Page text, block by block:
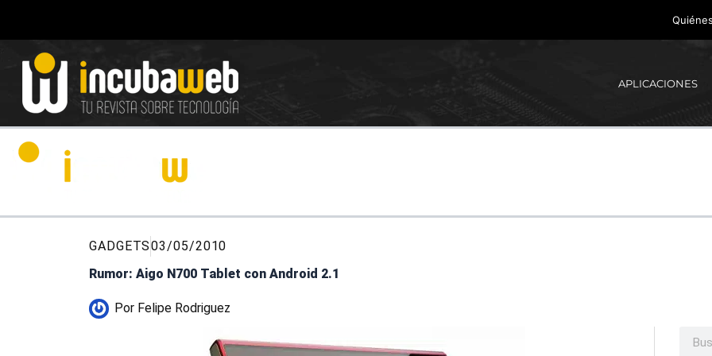
contenido
APLICACIONES
GADGETS03/05/2010
Rumor: Aigo N700 Tablet con Android 2.1
Por Felipe Rodriguez